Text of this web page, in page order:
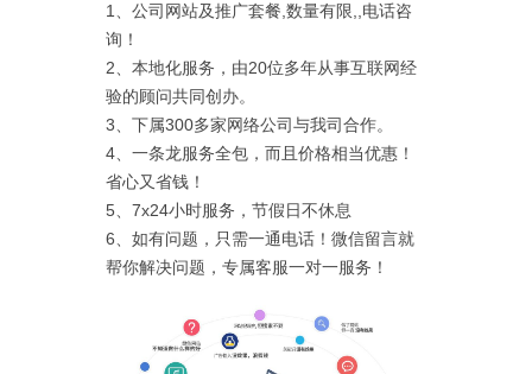
1、公司网站及推广套餐,数量有限,,电话咨
询！
2、本地化服务，由20位多年从事互联网经
验的顾问共同创办。
3、下属300多家网络公司与我司合作。
4、一条龙服务全包，而且价格相当优惠！
省心又省钱！
5、7x24小时服务，节假日不休息
6、如有问题，只需一通电话！微信留言就
帮你解决问题，专属客服一对一服务！